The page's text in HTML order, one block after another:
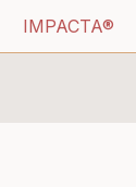
IMPACTA®